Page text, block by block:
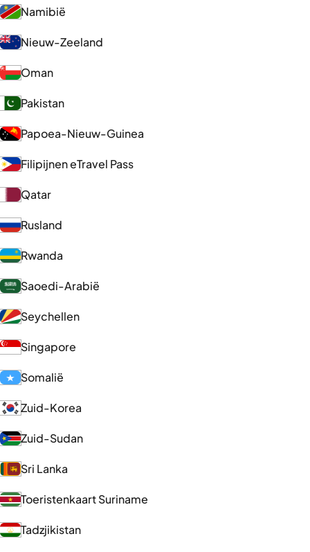
Namibië
Nieuw-Zeeland
Oman
Pakistan
Papoea-Nieuw-Guinea
Filipijnen eTravel Pass
Qatar
Rusland
Rwanda
Saoedi-Arabië
Seychellen
Singapore
Somalië
Zuid-Korea
Zuid-Sudan
Sri Lanka
Toeristenkaart Suriname
Tadzjikistan